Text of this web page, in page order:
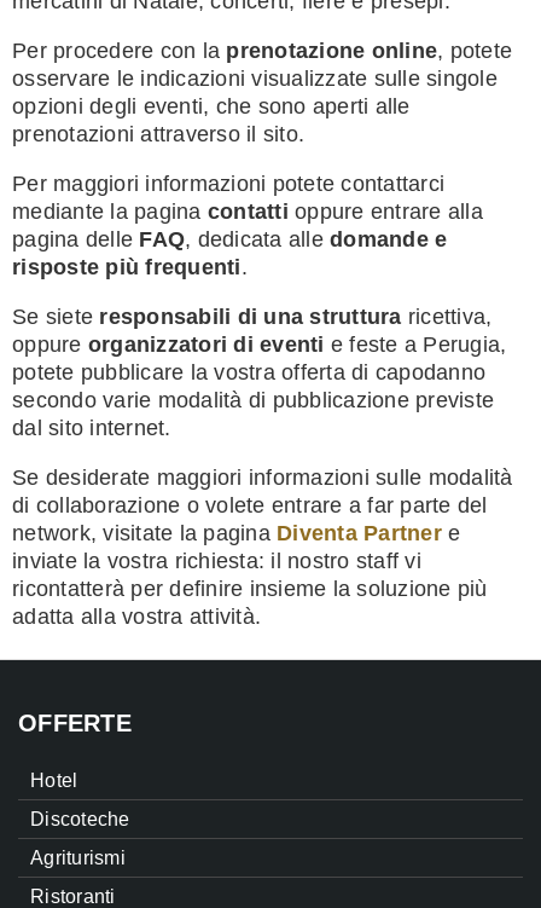
Per procedere con la prenotazione online, potete
osservare le indicazioni visualizzate sulle singole
opzioni degli eventi, che sono aperti alle
prenotazioni attraverso il sito.
Per maggiori informazioni potete contattarci
mediante la pagina contatti oppure entrare alla
pagina delle FAQ, dedicata alle domande e
risposte più frequenti.
Se siete responsabili di una struttura ricettiva,
oppure organizzatori di eventi e feste a Perugia,
potete pubblicare la vostra offerta di capodanno
secondo varie modalità di pubblicazione previste
dal sito internet.
Se desiderate maggiori informazioni sulle modalità
di collaborazione o volete entrare a far parte del
network, visitate la pagina Diventa Partnere
inviate la vostra richiesta: il nostro staff vi
ricontatterà per definire insieme la soluzione più
adatta alla vostra attività.
OFFERTE
Hotel
Discoteche
Agriturismi
Ristoranti